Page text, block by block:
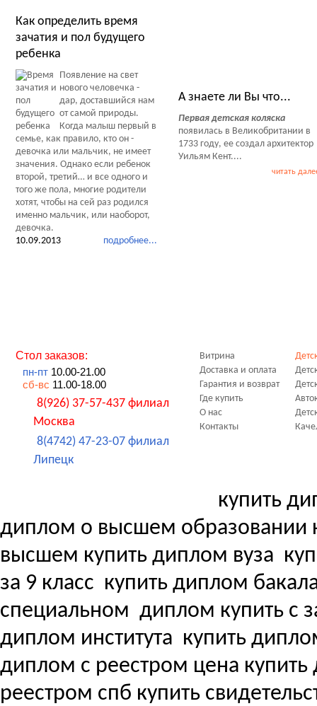
А знаете ли Вы что...
Первая детская коляска
появилась в Великобритании в
1733 году, ее создал архитектор
Уильям Кент....
читать
Как определить время
зачатия и пол будущего
ребенка
Появление на свет
нового человечка -
дар, доставшийся нам
от самой природы.
Когда малыш первый в
семье, как правило, кто он -
девочка или мальчик, не имеет
значения. Однако если ребенок
второй, третий… и все одного и
того же пола, многие родители
хотят, чтобы на сей раз родился
именно мальчик, или наоборот,
девочка.
подробнее...
10.09.2013
Стол заказов:
пн-пт 10.00-21.00
сб-вс 11.00-18.00
8(926) 37-57-437 филиал
Москва
8(4742) 47-23-07 филиал
Липецк
Витрина
Доставка и оплата
Гарантия и возврат
Где купить
О нас
Контакты
купить
диплом о высшем образовании
высшем купить диплом вуза
за 9 класс купить диплом
специальном диплом купить с
диплом института купить
диплом с реестром цена
реестром спб купить